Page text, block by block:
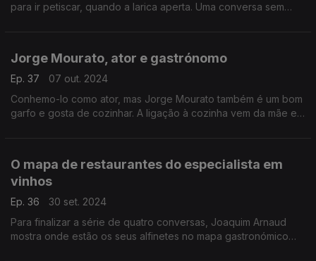
para ir petiscar, quando a larica aperta. Uma conversa sem
Jorge Mourato, ator e gastrónomo
Ep. 37
07 out. 2024
Conhemo-lo como ator, mas Jorge Mourato também é um bom
garfo e gosta de cozinhar. A ligação à cozinha vem da mãe e
O mapa de restaurantes do especialista em
vinhos
Ep. 36
30 set. 2024
Para finalizar a série de quatro conversas, Joaquim Arnaud
mostra onde estão os seus alfinetes no mapa gastronómico